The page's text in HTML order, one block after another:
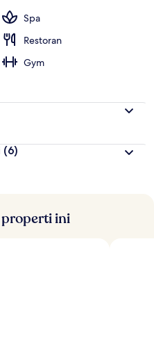
Spa
Restoran
Gym
(6)
ini